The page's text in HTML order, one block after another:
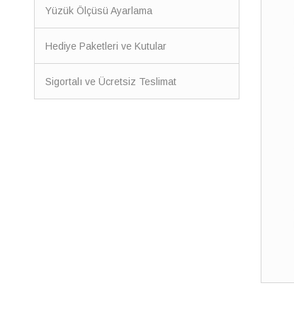
Yüzük Ölçüsü Ayarlama
Hediye Paketleri ve Kutular
Sigortalı ve Ücretsiz Teslimat